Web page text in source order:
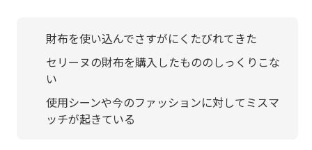
財布を使い込んでさすがにくたびれてきた
セリーヌの財布を購入したもののしっくりこな
い
使用シーンや今のファッションに対してミスマ
ッチが起きている